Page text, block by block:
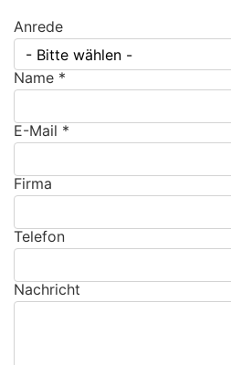
Anrede
- Bitte wählen -
Name *
E-Mail *
Firma
Telefon
Nachricht